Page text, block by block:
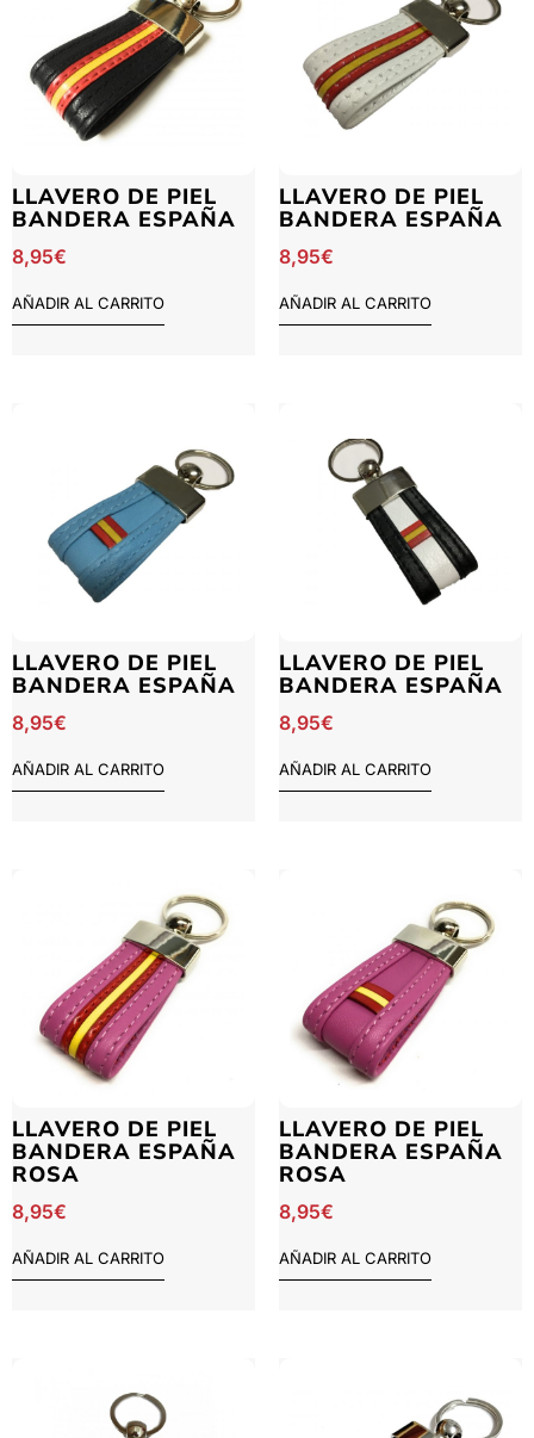
LLAVERO DE PIEL
BANDERA ESPAÑA
8,95€
AÑADIR AL CARRITO
LLAVERO DE PIEL
BANDERA ESPAÑA
8,95€
AÑADIR AL CARRITO
LLAVERO DE PIEL
BANDERA ESPAÑA
8,95€
AÑADIR AL CARRITO
LLAVERO DE PIEL
BANDERA ESPAÑA
8,95€
AÑADIR AL CARRITO
LLAVERO DE PIEL
BANDERA ESPAÑA
ROSA
8,95€
AÑADIR AL CARRITO
LLAVERO DE PIEL
BANDERA ESPAÑA
ROSA
8,95€
AÑADIR AL CARRITO